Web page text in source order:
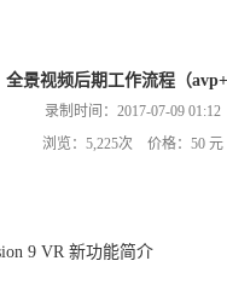
全景视频后期工作流程（
录制时间：2017-07-09 01:12
浏览：5,225次 价格：50 元